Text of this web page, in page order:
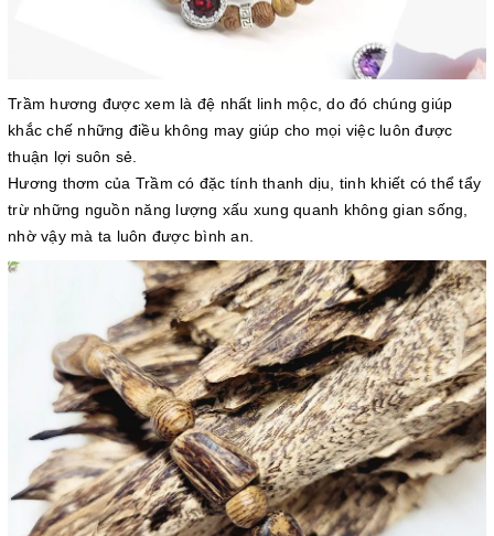
Trầm hương được xem là đệ nhất linh mộc, do đó chúng giúp
khắc chế những điều không may giúp cho mọi việc luôn được
thuận lợi suôn sẻ.
Hương thơm của Trầm có đặc tính thanh dịu, tinh khiết có thể tẩy
trừ những nguồn năng lượng xấu xung quanh không gian sống,
nhờ vậy mà ta luôn được bình an.